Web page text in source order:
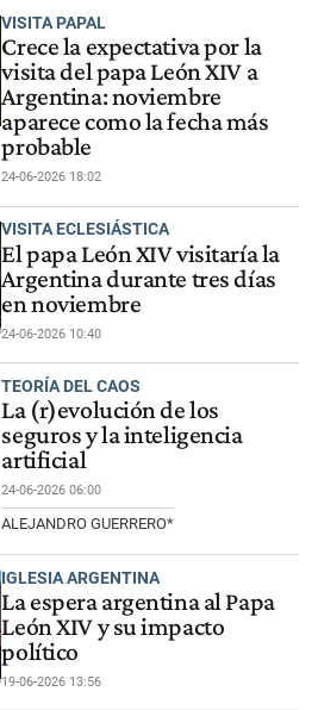
VISITA PAPAL
Crece la expectativa por la
visita del papa León XIV a
Argentina: noviembre
aparece como la fecha más
probable
24-06-2026 18:02
VISITA ECLESIÁSTICA
El papa León XIV visitaría la
Argentina durante tres días
en noviembre
24-06-2026 10:40
TEORÍA DEL CAOS
La (r)evolución de los
seguros y la inteligencia
artificial
24-06-2026 06:00
ALEJANDRO GUERRERO*
IGLESIA ARGENTINA
La espera argentina al Papa
León XIV y su impacto
político
19-06-2026 13:56